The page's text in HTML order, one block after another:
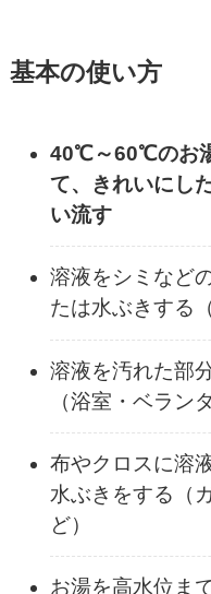
基本の使い方
40℃～60℃のお
て、きれいにし
い流す
溶液をシミなど
たは水ぶきする
溶液を汚れた部
（浴室・ベラン
布やクロスに溶
水ぶきをする（
ど）
お湯を高水位ま